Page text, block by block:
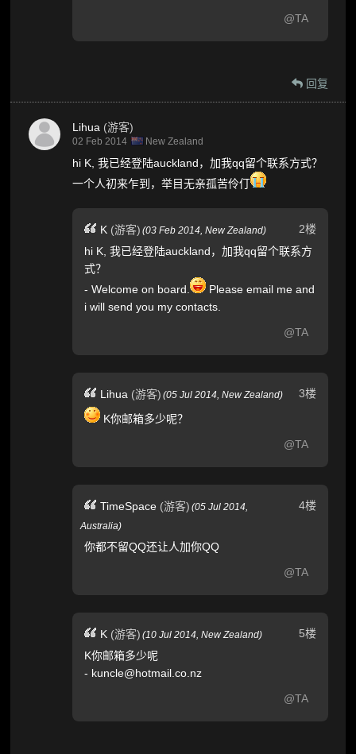
@TA
回复
Lihua (游客)
02 Feb 2014 New Zealand
hi K, 我已经登陆auckland，加我qq留个联系方式？
一个人初来乍到，举目无亲孤苦伶仃
2楼
K (游客) (03 Feb 2014,New Zealand)
hi K, 我已经登陆auckland，加我qq留个联系方
式？
- Welcome on board.
Please email me and
i will send you my contacts.
@TA
3楼
Lihua (游客) (05 Jul 2014,New Zealand)
K你邮箱多少呢？
@TA
4楼
TimeSpace (游客) (05 Jul 2014,
Australia)
你都不留QQ还让人加你QQ
@TA
5楼
K (游客) (10 Jul 2014,New Zealand)
K你邮箱多少呢
- kuncle@hotmail.co.nz
@TA